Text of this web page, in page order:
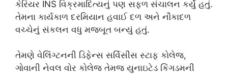
કેરિયર INS વિક્રમાદિત્યનું પણ સફળ સંચાલન કર્યું હતું.
તેમના કાર્યકાળ દરમિયાન હવાઈ દળ અને નૌકાદળ
વચ્ચેનું સંકલન વધુ મજબૂત બન્યું હતું.
તેમણે વેલિંગ્ટનની ડિફેન્સ સર્વિસીસ સ્ટાફ કોલેજ,
ગોવાની નેવલ વોર કોલેજ તેમજ યુનાઇટેડ કિંગડમની